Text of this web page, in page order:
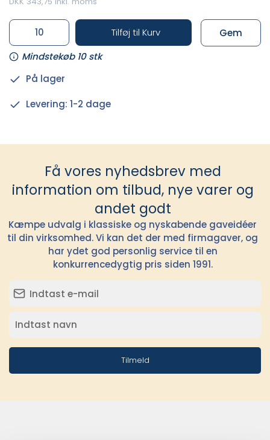
Tilføj til Kurv
Mindstekøb 10 stk
Gem
På lager
Levering: 1-2 dage
Få vores nyhedsbrev med
information om tilbud, nye varer og
andet godt
Kæmpe udvalg i klassiske og nyskabende gaveidéer
til din virksomhed. Vi kan det der med firmagaver, og
har ydet god personlig service til en
konkurrencedygtig pris siden 1991.
Tilmeld